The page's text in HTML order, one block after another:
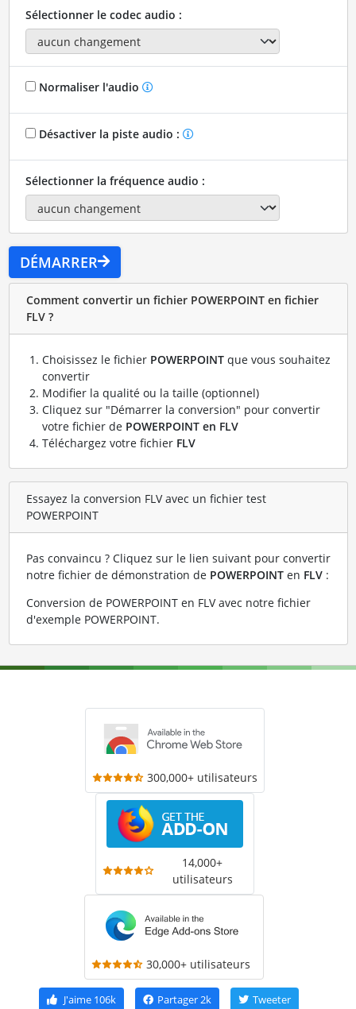
Sélectionner le codec audio :
Normaliser l'audio
Désactiver la piste audio :
Sélectionner la fréquence audio :
DÉMARRER
Comment convertir un fichier POWERPOINT en fichier
FLV ?
Choisissez le fichier POWERPOINTque vous souhaitez
convertir
Modifier la qualité ou la taille (optionnel)
Cliquez sur "Démarrer la conversion" pour convertir
votre fichier de POWERPOINT en FLV
Téléchargez votre fichier FLV
Essayez la conversion FLV avec un fichier test
POWERPOINT
Pas convaincu ? Cliquez sur le lien suivant pour convertir
notre fichier de démonstration de POWERPOINTen FLV:
Conversion de POWERPOINT en FLV avec notre fichier
d'exemple POWERPOINT.
300,000+ utilisateurs
14,000+
utilisateurs
30,000+ utilisateurs
J'aime106k Partager2k Tweeter